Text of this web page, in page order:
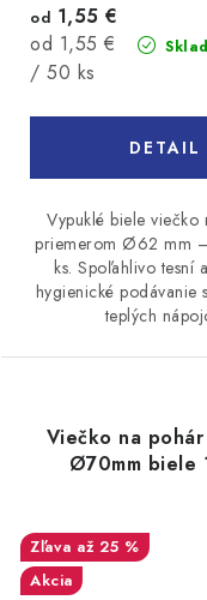
od 1,55 €
Jednotková
cena:
od 1,55 €
/ 50 ks
DETAIL
Vypuklé biele viečko
priemerom Ø62 mm
ks. Spoľahlivo tesní
hygienické podávanie
teplých
Viečko na
Ø70mm biele
až 25 %
Akcia